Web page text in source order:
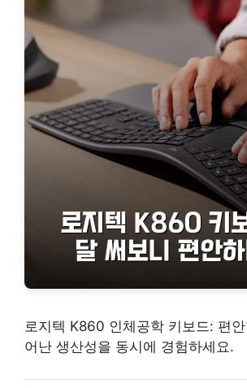
로지텍 K860 인체공학 키보드: 편
어난 생산성을 동시에 경험하세요.